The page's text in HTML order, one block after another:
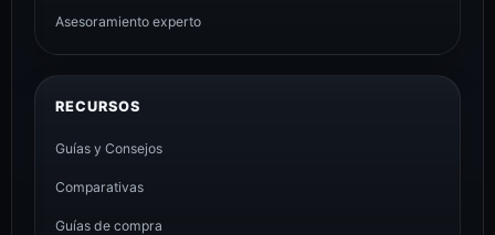
Asesoramiento experto
RECURSOS
Guías y Consejos
Comparativas
Guías de compra